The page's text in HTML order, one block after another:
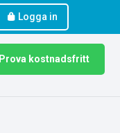
Logga in
Prova kostnadsfritt